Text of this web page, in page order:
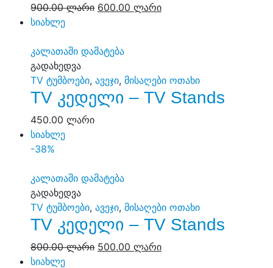
900.00ლარი 600.00 ლარი
სიახლე
კალათაში დამატება
გადახედვა
TV ტუმბოები, ავეჯი, მისაღები ოთახი
TV კედელი – TV Stands
450.00 ლარი
სიახლე
-38%
კალათაში დამატება
გადახედვა
TV ტუმბოები, ავეჯი, მისაღები ოთახი
TV კედელი – TV Stands
800.00ლარი 500.00 ლარი
სიახლე